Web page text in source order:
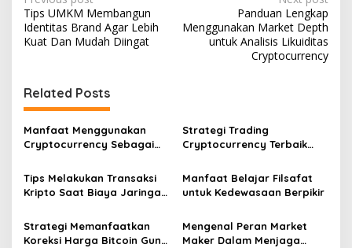
navigation
Tips UMKM Membangun
Identitas Brand Agar Lebih
Kuat Dan Mudah Diingat
Panduan Lengkap
Menggunakan Market Depth
untuk Analisis Likuiditas
Cryptocurrency
Related Posts
Manfaat Menggunakan
Cryptocurrency Sebagai
Era Ekonomi Baru
Strategi Trading
Cryptocurrency Terbaik
Enam Mendatang
Tips Melakukan Transaksi
Kripto Saat Biaya Jaringan
Manfaat Belajar Filsafat
untuk Kedewasaan Berpikir
Strategi Memanfaatkan
Koreksi Harga Bitcoin Guna
Mengenal Peran Market
Maker Dalam Menjaga